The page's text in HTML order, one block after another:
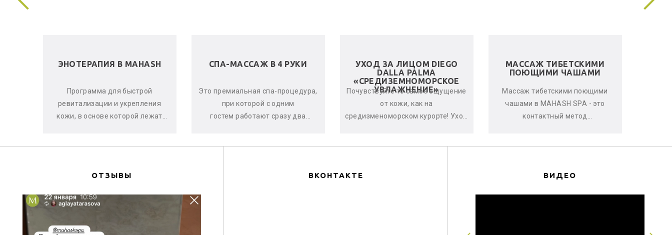
ЭНОТЕРАПИЯ В MAHASH
Программа для быстрой
ревитализации и укрепления
кожи, в основе которой лежат
СПА-МАССАЖ В 4 РУКИ
Это премиальная спа-процедура,
при которой с одним
гостем работают сразу два
УХОД ЗА ЛИЦОМ DIEGO
DALLA PALMA
«СРЕДИЗЕМНОМОРСКОЕ
УВЛАЖНЕНИЕ»
Почувствуйте то самое ощущение
от кожи, как на
средизменоморском курорте! Уход
МАССАЖ ТИБЕТСКИМИ
ПОЮЩИМИ ЧАШАМИ
Массаж тибетскими поющими
чашами в MAHASH SPA - это
контактный метод
ОТЗЫВЫ ВКОНТАКТЕ ВИДЕО